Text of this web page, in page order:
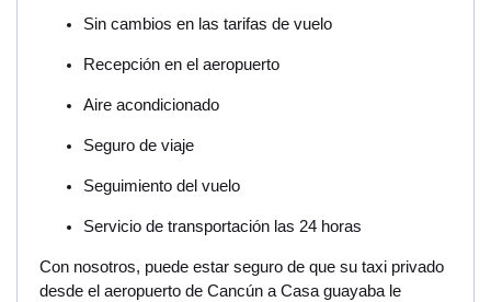
Sin cambios en las tarifas de vuelo
Recepción en el aeropuerto
Aire acondicionado
Seguro de viaje
Seguimiento del vuelo
Servicio de transportación las 24 horas
Con nosotros, puede estar seguro de que su taxi privado
desde el aeropuerto de Cancún a Casa guayaba le